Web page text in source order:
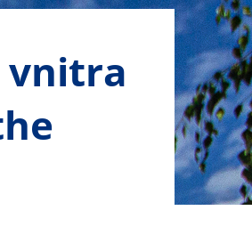
vnitra